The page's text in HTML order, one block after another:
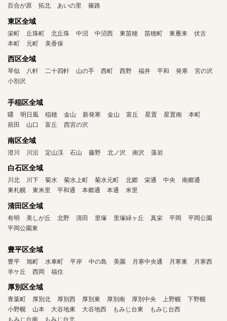
百合が原
拓北 あいの里 篠路
東区全域
栄町 丘珠町 北丘珠 中沼 中沼西 東苗穂 苗穂町 東雁来
伏古
本町
元町 美香保
西区全域
琴似 八軒 二十四軒 山の手 西町 西野 福井 平和 発寒
宮の沢
小別沢
手稲区全域
曙 明日風 稲穂 金山 新発寒 金山 富丘 星置 星置南
本町
前田
山口 富丘 西宮の沢
南区全域
澄川 川沿 定山渓 石山 藤野 北ノ沢 南沢 藻岩
白石区全域
川北 川下 菊水 菊水上町 菊水元町 北郷 栄通 中央
南郷通
東札幌
東米里 平和通 本郷通 本通 米里
清田区全域
有明 美しが丘 北野 清田 里塚 里塚緑ヶ丘 真栄 平岡
平岡公園
平岡公園東
豊平区全域
豊平 旭町 水車町 平岸 中の島 美園 月寒中央通 月寒東
月寒西
羊ケ丘
西岡 福住
厚別区全域
青葉町 厚別北 厚別西 厚別東 厚別南 厚別中央 上野幌
下野幌
小野幌
山本 大谷地東 大谷地西 もみじ台東
もみじ台西